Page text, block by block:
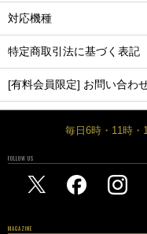
対応機種
特定商取引法に基づく表記
[有料会員限定] お問い合わ
毎日6時・11時・
FOLLOW US
MAGAZINE